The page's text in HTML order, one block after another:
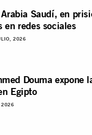
Saudí, en
en redes sociales
2026
Douma expone
Egipto
2026